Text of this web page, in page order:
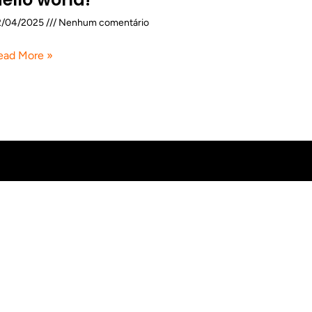
04/2025 Nenhum comentário
More »